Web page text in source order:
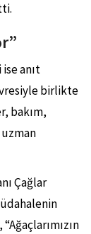
anıt
birlikte
bakım,
Çağlar